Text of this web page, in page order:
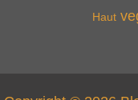
Haut